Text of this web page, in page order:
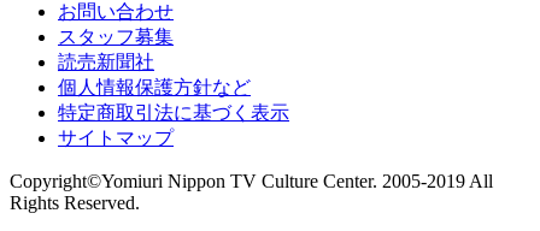
お問い合わせ
スタッフ募集
読売新聞社
個人情報保護方針など
特定商取引法に基づく表示
サイトマップ
Copyright©Yomiuri Nippon TV Culture Center. 2005-2019 All
Rights Reserved.